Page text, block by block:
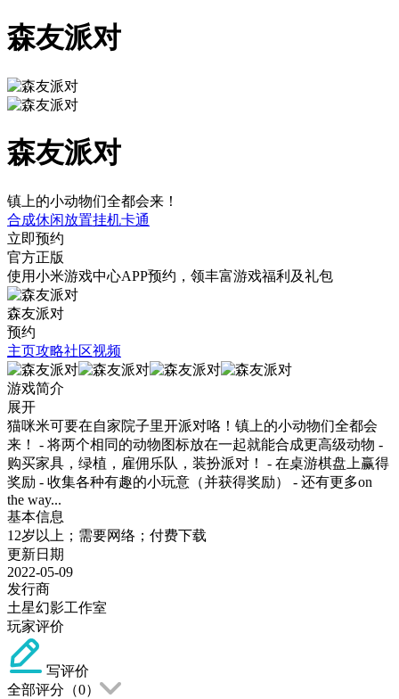
森友派对
森友派对
镇上的小动物们全都会来！
合成休闲放置挂机卡通
立即预约
官方正版
使用小米游戏中心APP预约 ，领丰富游戏福利 及礼包
森友派对
预约
主页攻略社区视频
游戏简介
展开
猫咪米可要在自家院子里开派对咯！镇上的小动物们全都会
来！ - 将两个相同的动物图标放在一起就能合成更高级动物 -
购买家具，绿植，雇佣乐队，装扮派对！ - 在桌游棋盘上赢得
奖励 - 收集各种有趣的小玩意（并获得奖励） - 还有更多on
the way...
基本信息
12岁以上；需要网络；付费下载
更新日期
2022-05-09
发行商
土星幻影工作室
玩家评价
写评价
全部评分（0）